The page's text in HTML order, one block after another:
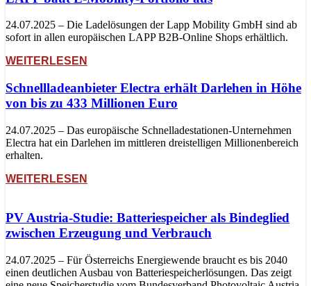
24.07.2025 – Die Ladelösungen der Lapp Mobility GmbH sind ab
sofort in allen europäischen LAPP B2B-Online Shops erhältlich.
WEITERLESEN
Schnellladeanbieter Electra erhält Darlehen in Höhe
von bis zu 433 Millionen Euro
24.07.2025 – Das europäische Schnelladestationen-Unternehmen
Electra hat ein Darlehen im mittleren dreistelligen Millionenbereich
erhalten.
WEITERLESEN
PV Austria-Studie: Batteriespeicher als Bindeglied
zwischen Erzeugung und Verbrauch
24.07.2025 – Für Österreichs Energiewende braucht es bis 2040
einen deutlichen Ausbau von Batteriespeicherlösungen. Das zeigt